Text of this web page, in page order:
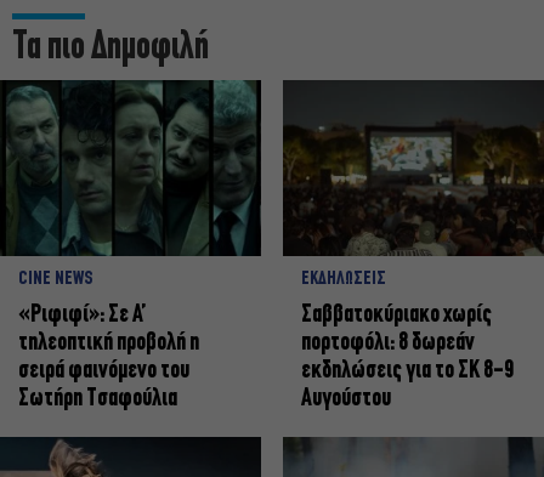
Τα πιο Δημοφιλή
CINE NEWS
«Ριφιφί»: Σε Α’
τηλεοπτική προβολή η
σειρά φαινόμενο του
Σωτήρη Τσαφούλια
ΕΚΔΗΛΩΣΕΙΣ
Σαββατοκύριακο χωρίς
πορτοφόλι: 8 δωρεάν
εκδηλώσεις για το ΣΚ 8-9
Αυγούστου